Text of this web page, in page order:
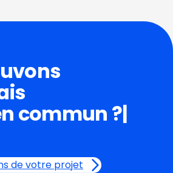
de votre projet